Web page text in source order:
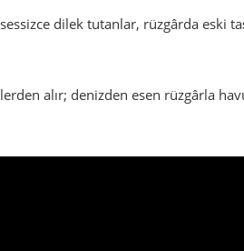
dilek tutanlar, rüzgârda eski
alır; denizden esen rüzgârla